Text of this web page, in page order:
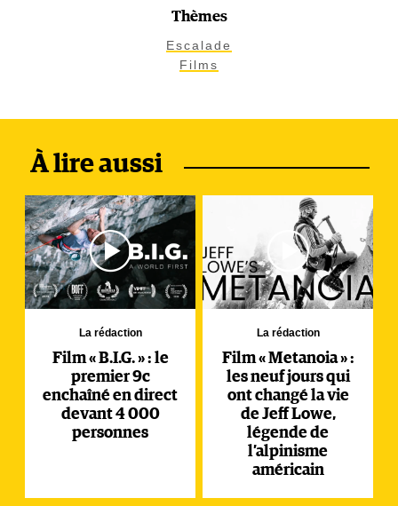
Thèmes
Escalade
Films
À lire aussi
La rédaction
Film « B.I.G. » : le
premier 9c
enchaîné en direct
devant 4 000
personnes
La rédaction
Film « Metanoia » :
les neuf jours qui
ont changé la vie
de Jeff Lowe,
légende de
l’alpinisme
américain